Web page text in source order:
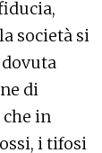
società si
dovuta
di
che in
i tifosi